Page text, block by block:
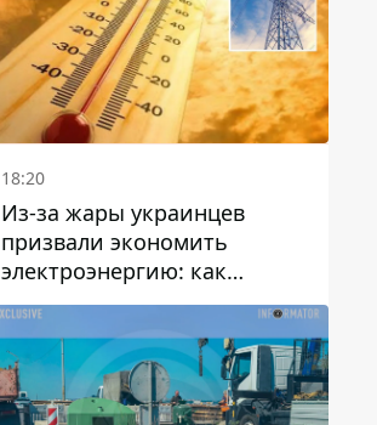
18:20
Из-за жары украинцев
призвали экономить
электроэнергию: как
избежать перегрузки сетей